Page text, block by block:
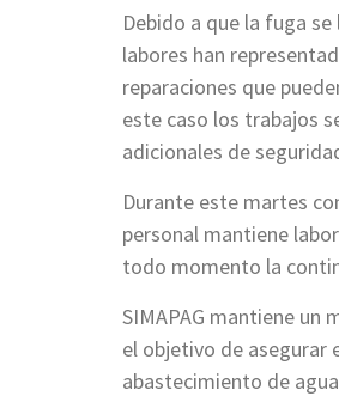
Debido a que la fuga
labores han
reparaciones que
este caso los trabajos
adicionales de
Durante este martes
personal mantiene
todo momento la
SIMAPAG mantiene un
el objetivo de asegurar
abastecimiento de